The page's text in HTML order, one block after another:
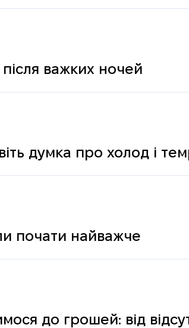
важких ночей
думка про холод і
почати найважче
до грошей: від